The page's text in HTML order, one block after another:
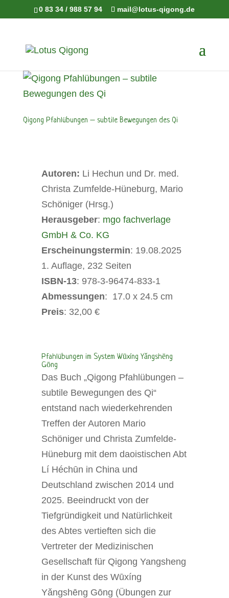
0 83 34 / 988 57 94 mail@lotus-qigong.de
Qigong Pfahlübungen – subtile Bewegungen des Qi
Autoren: Li Hechun und Dr. med.
Christa Zumfelde-Hüneburg, Mario
Schöniger (Hrsg.)
Herausgeber: ‎mgo fachverlage
GmbH & Co. KG
Erscheinungstermin: 19.08.2025
1. Auflage, 232 Seiten
ISBN-13: 978-3-96474-833-1
Abmessungen: ‎ 17.0 x 24.5 cm
Preis: 32,00 €
Pfahlübungen im System Wūxíng Yǎngshēng
Gōng
Das Buch „Qigong Pfahlübungen –
subtile Bewegungen des Qi“
entstand nach wiederkehrenden
Treffen der Autoren Mario
Schöniger und Christa Zumfelde-
Hüneburg mit dem daoistischen Abt
Lí Héchūn in China und
Deutschland zwischen 2014 und
2025. Beeindruckt von der
Tiefgründigkeit und Natürlichkeit
des Abtes vertieften sich die
Vertreter der Medizinischen
Gesellschaft für Qigong Yangsheng
in der Kunst des Wūxíng
Yǎngshēng Gōng (Übungen zur